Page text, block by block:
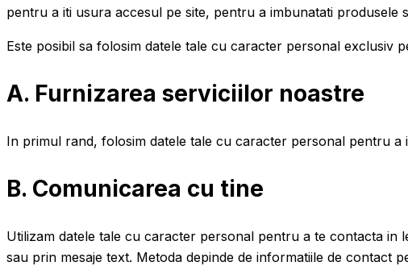
pentru a iti usura accesul pe site, pentru a imbunatati
Este posibil sa folosim datele tale cu caracter personal exclusiv
A. Furnizarea serviciilor noastre
In primul rand, folosim datele tale cu caracter personal pentru
B. Comunicarea cu tine
Utilizam datele tale cu caracter personal pentru a te contacta in
sau prin mesaje text. Metoda depinde de informatiile de contact